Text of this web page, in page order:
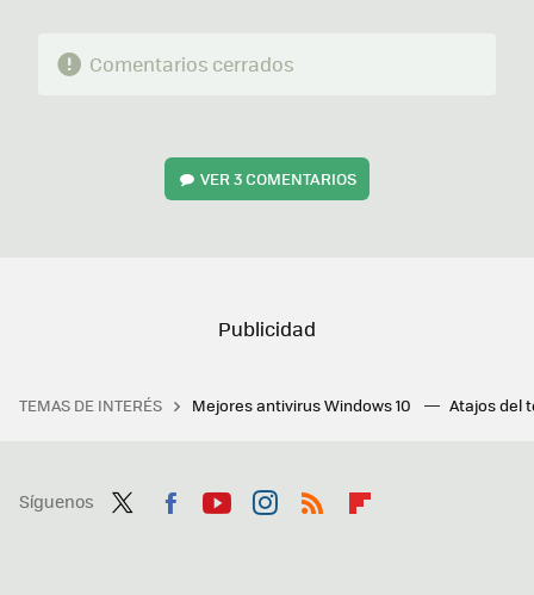
Comentarios cerrados
VER3 COMENTARIOS
TEMAS DE INTERÉS Mejores antivirus Windows 10 Atajos del
Síguenos